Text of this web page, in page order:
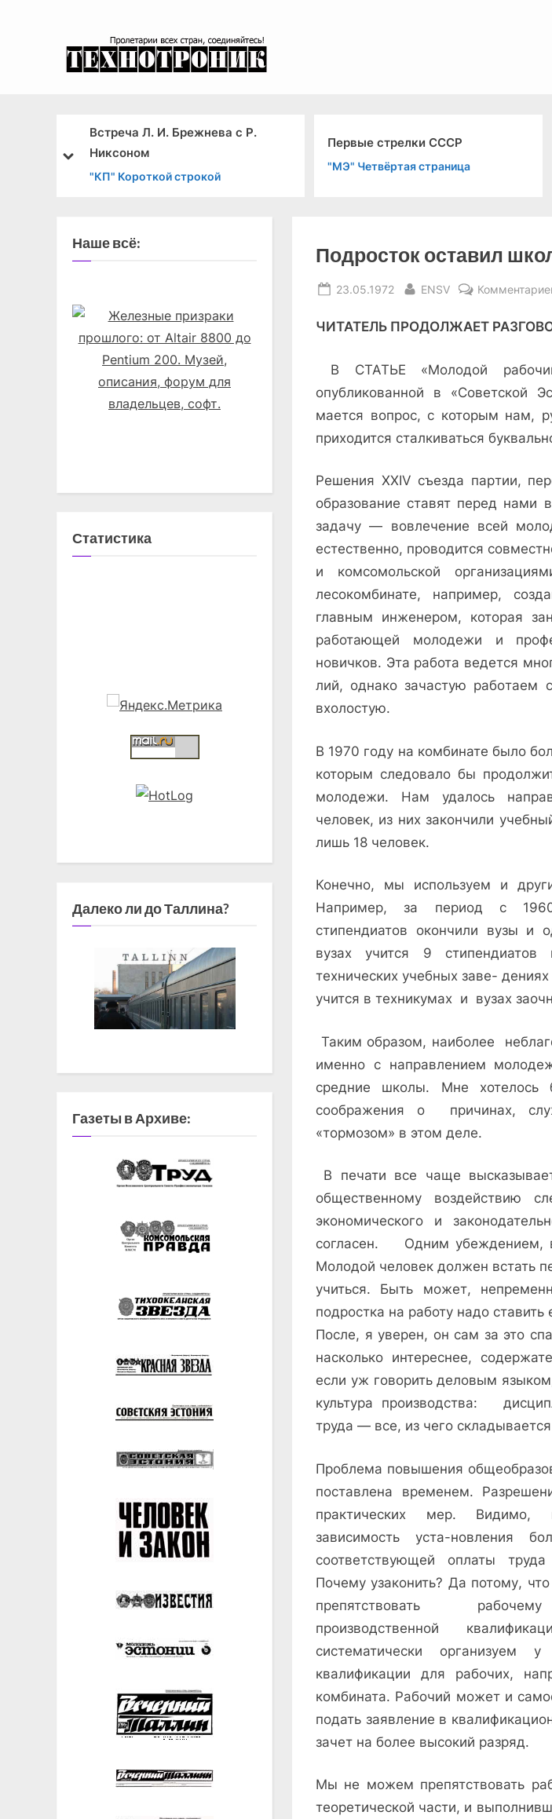
Встреча Л. И. Брежнева с Р.
Никсоном
"КП" Короткой строкой
Первые стрелки СССР
"МЭ" Четвёртая страница
prev
next
Подросток оставил
Posted
23.05.1972 By
ENSV
ЧИТАТЕЛЬ ПРОДОЛЖАЕТ
В СТАТЬЕ «Молодой
опубликованной в «Советской
мается вопрос, с кото­рым нам,
приходится сталкиваться
Решения XXIV съезда пар­тии,
образование ставят перед нами
задачу — во­влечение всей
естествен­но, проводится
и комсомольской
лесокомбинате, например,
главным инженером, кото­рая
работающей молоде­жи и
новичков. Эта работа ведется
лий, однако зачастую рабо­таем
вхолостую.
В 1970 году на комбинате было
которым следовало бы
молодежи. Нам удалось
человек, из них закончили
лишь 18 человек.
Конечно, мы используем и
Например, за период с
стипендиатов окончили вузы
вузах учится 9
технических учебных заве-
учится в техникумах и вузах
Таким образом, наиболее
именно с направлением
средние школы. Мне хотелось
соображения о причинах,
«тормозом» в этом деле.
В печати все чаще
общественному воздействию
экономического и
согласен. Одним убеждением,
Молодой чело­век должен встать
учиться. Быть может,
подростка на работу надо
После, я уве­рен, он сам за это
на­сколько интереснее,
если уж говорить деловым
культура про­изводства:
труда — все, из чего
Проблема повышения
поставлена временем.
практических мер. Видимо,
зависимость уста-новления
соответствующей оплаты
Почему узаконить? Да потому,
препятствовать
производственной
систематически организуем
квалификации для рабочих,
комбината. Рабочий может и
подать заявление в
зачет на более высокий разряд.
Мы не можем препятствовать
теоретической части, и
Наше всё:
Статистика
Далеко ли до Таллина?
Газеты в Архиве: